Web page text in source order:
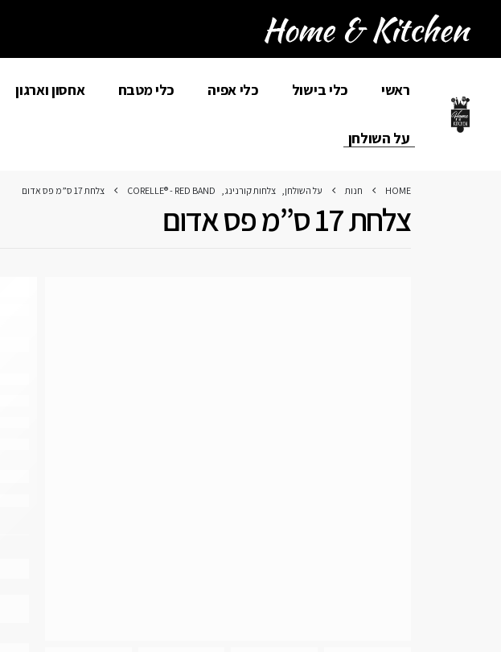
ראשי כלי בישול כלי אפיה כלי מטבח אחסון וארגון
על השולחן
HOME חנות על השולחן, צלחות קורנינג,
CORELLE® - RED BAND צלחת 17 ס”מ פס אדום
צלחת 17 ס”מ פס אדום